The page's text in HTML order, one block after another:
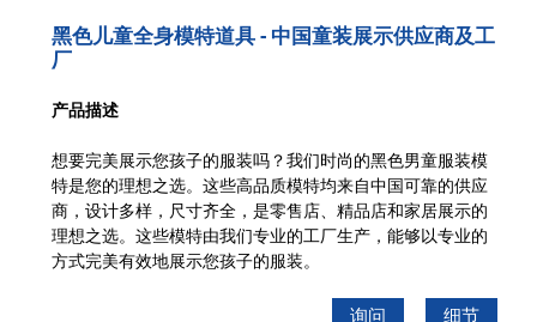
黑色儿童全身模特道具 - 中国童装展示供应商及工
厂
产品描述
想要完美展示您孩子的服装吗？我们时尚的黑色男童服装模
特是您的理想之选。这些高品质模特均来自中国可靠的供应
商，设计多样，尺寸齐全，是零售店、精品店和家居展示的
理想之选。这些模特由我们专业的工厂生产，能够以专业的
方式完美有效地展示您孩子的服装。
询问 细节